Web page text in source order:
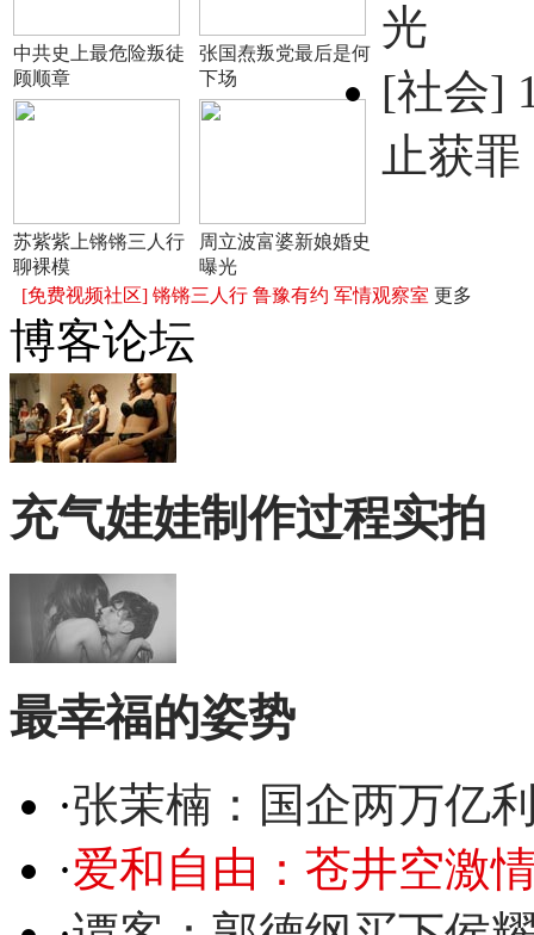
中共史上最危险叛徒
顾顺章
张国焘叛党最后是何
下场
苏紫紫上锵锵三人行
聊裸模
周立波富婆新娘婚史
曝光
光
[社会]
止获罪
[免费视频社区] 锵锵三人行 鲁豫有约 军情观察室 更多
博客论坛
充气娃娃制作过程实拍
最幸福的姿势
·张茉楠：国企两万亿
·爱和自由：苍井空激